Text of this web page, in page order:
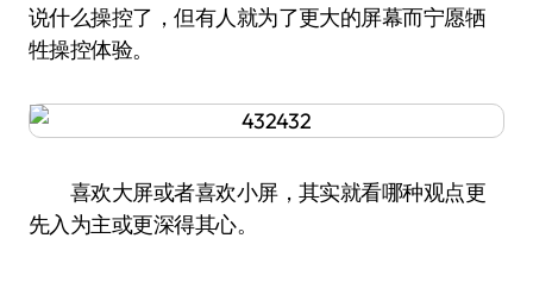
说什么操控了，但有人就为了更大的屏幕而宁愿牺
牲操控体验。
喜欢大屏或者喜欢小屏，其实就看哪种观点更
先入为主或更深得其心。